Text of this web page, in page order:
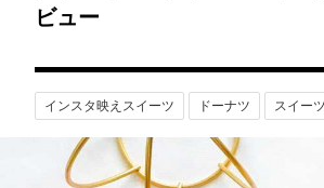
ビュー
インスタ映えスイーツ ドーナツ スイーツ